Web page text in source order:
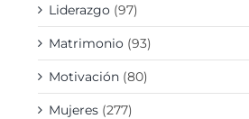
Liderazgo (97)
Matrimonio (93)
Motivación (80)
Mujeres (277)